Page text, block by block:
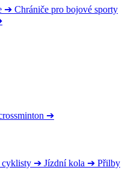
➔ Chrániče pro bojové sporty
➔
➔ Jízdní kola ➔ Přilby